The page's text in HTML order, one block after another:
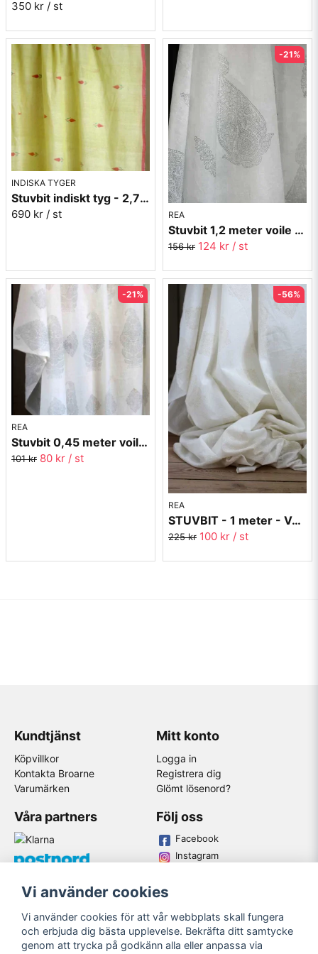
350 kr / st
INDISKA TYGER
Stuvbit indiskt tyg - 2,7 meter nr.9
690 kr / st REA
Stuvbit 1,2 meter voile - Pendel grå - 150 cm bred
156 kr 124 kr / st
-21%
REA
Stuvbit 0,45 meter voile - Paisley grå - 300 cm bred
101 kr 80 kr / st
-21%
REA
STUVBIT - 1 meter - Voile Paisley Beige - 300 cm bred
225 kr 100 kr / st
-56%
Kundtjänst
Köpvillkor
Kontakta Broarne
Varumärken
Mitt konto
Logga in
Registrera dig
Glömt lösenord?
Våra partners Följ oss
Facebook
Instagram
© Copyright
Vi använder cookies
Vi använder cookies för att vår webbplats skall fungera
och erbjuda dig bästa upplevelse. Bekräfta ditt samtycke
genom att trycka på godkänn alla eller anpassa via